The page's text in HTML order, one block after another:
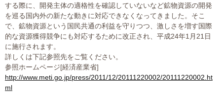
する際に、開発主体の適格性を確認していないなど鉱物資源の開発
を巡る国内外の新たな動きに対応できなくなってきました。そこ
で、鉱物資源という国民共通の利益を守りつつ、激しさを増す国際
的な資源獲得競争にも対応するために改正され、平成24年1月21日
に施行されます。
詳しくは下記参照先をご覧ください。
参照ホームページ[経済産業省]
http://www.meti.go.jp/press/2011/12/20111220002/20111220002.ht
ml